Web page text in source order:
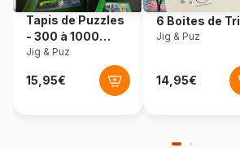
Dimensions 69 x 49 cm
Tapis de Puzzles
- 300 à 1000
pièces
Jig & Puz
6 Boites de Tri
Jig & Puz